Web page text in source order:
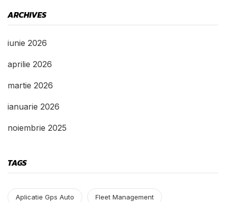
ARCHIVES
iunie 2026
aprilie 2026
martie 2026
ianuarie 2026
noiembrie 2025
TAGS
Aplicatie Gps Auto Fleet Management